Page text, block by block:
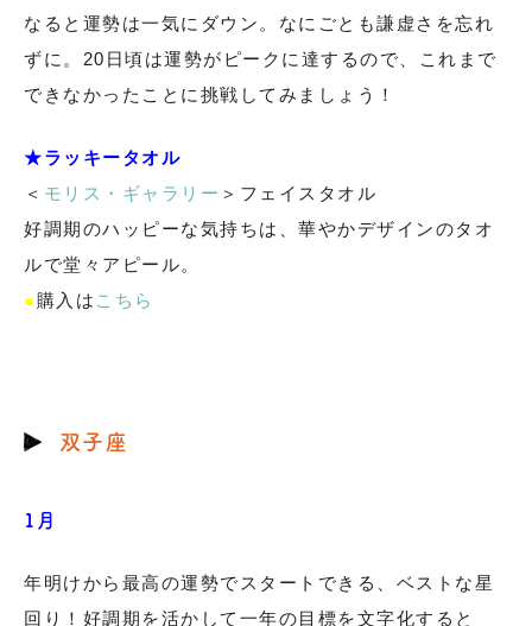
なると運勢は一気にダウン。なにごとも謙虚さを忘れ
ずに。20日頃は運勢がピークに達するので、これまで
できなかったことに挑戦してみましょう！
★ラッキータオル
＜ モリス・ギャラリー ＞フェイスタオル
好調期のハッピーな気持ちは、華やかデザインのタオ
ルで堂々アピール。
● 購入は こちら
双子座
1月
年明けから最高の運勢でスタートできる、ベストな星
回り！好調期を活かして一年の目標を文字化すると